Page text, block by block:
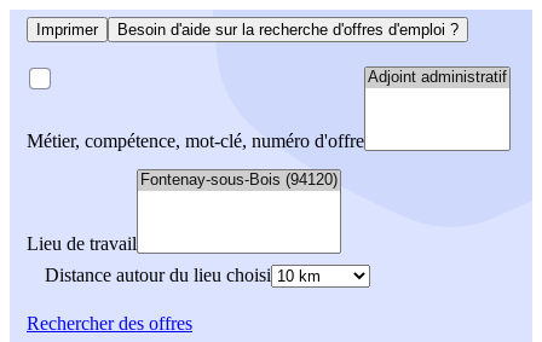
Imprimer Besoin d'aide sur la recherche d'offres d'emploi ?
Métier, compétence, mot-clé, numéro d'offre
Lieu de travail
Distance autour du lieu choisi
Rechercherdes offres